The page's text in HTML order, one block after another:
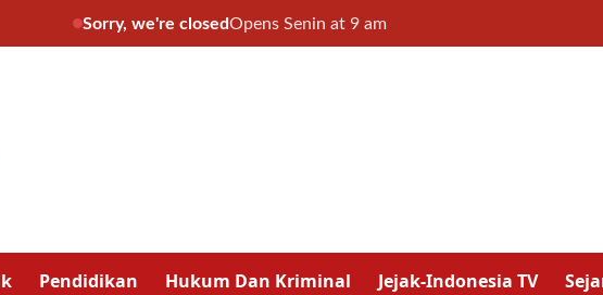
Sorry, we're closedOpens Senin at 9 am
Pendidikan Hukum Dan Kriminal Jejak-Indonesia TV